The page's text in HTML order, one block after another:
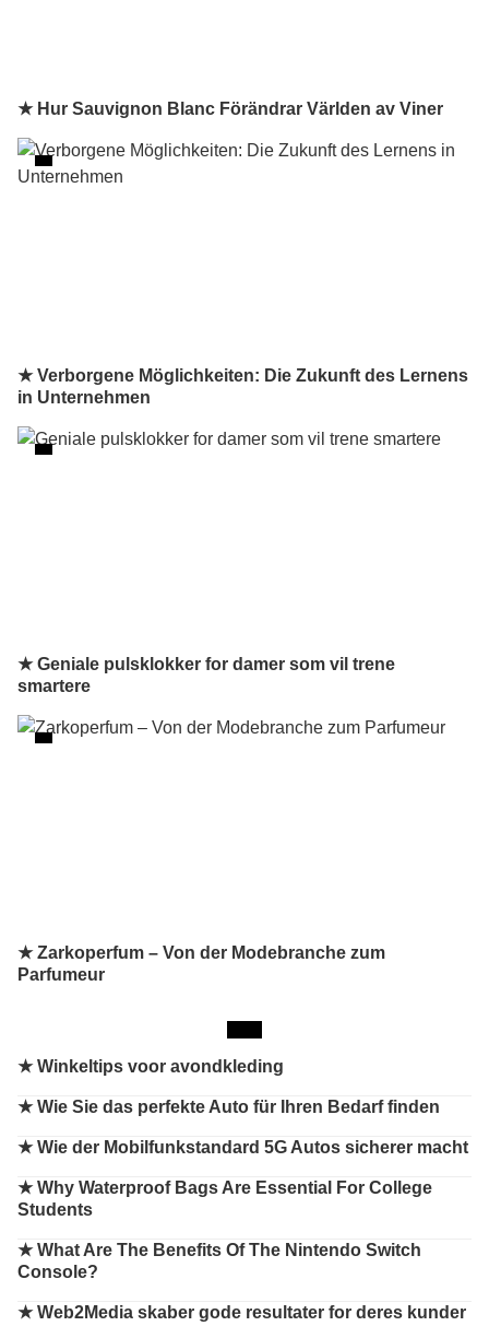
★ Hur Sauvignon Blanc Förändrar Världen av Viner
★ Verborgene Möglichkeiten: Die Zukunft des Lernens
in Unternehmen
★ Geniale pulsklokker for damer som vil trene
smartere
★ Zarkoperfum – Von der Modebranche zum
Parfumeur
★Winkeltips voor avondkleding
★Wie Sie das perfekte Auto für Ihren Bedarf finden
★Wie der Mobilfunkstandard 5G Autos sicherer macht
★Why Waterproof Bags Are Essential For College
Students
★What Are The Benefits Of The Nintendo Switch
Console?
★Web2Media skaber gode resultater for deres kunder